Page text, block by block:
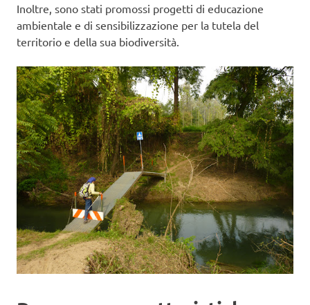
Inoltre, sono stati promossi progetti di educazione
ambientale e di sensibilizzazione per la tutela del
territorio e della sua biodiversità.